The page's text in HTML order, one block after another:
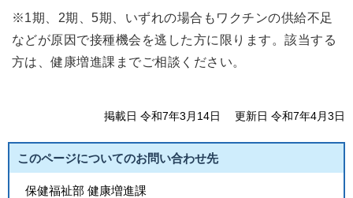
※1期、2期、5期、いずれの場合もワクチンの供給不足
などが原因で接種機会を逃した方に限ります。該当する
方は、健康増進課までご相談ください。
掲載日 令和7年3月14日 更新日 令和7年4月3日
このページについてのお問い合わせ先
保健福祉部 健康増進課